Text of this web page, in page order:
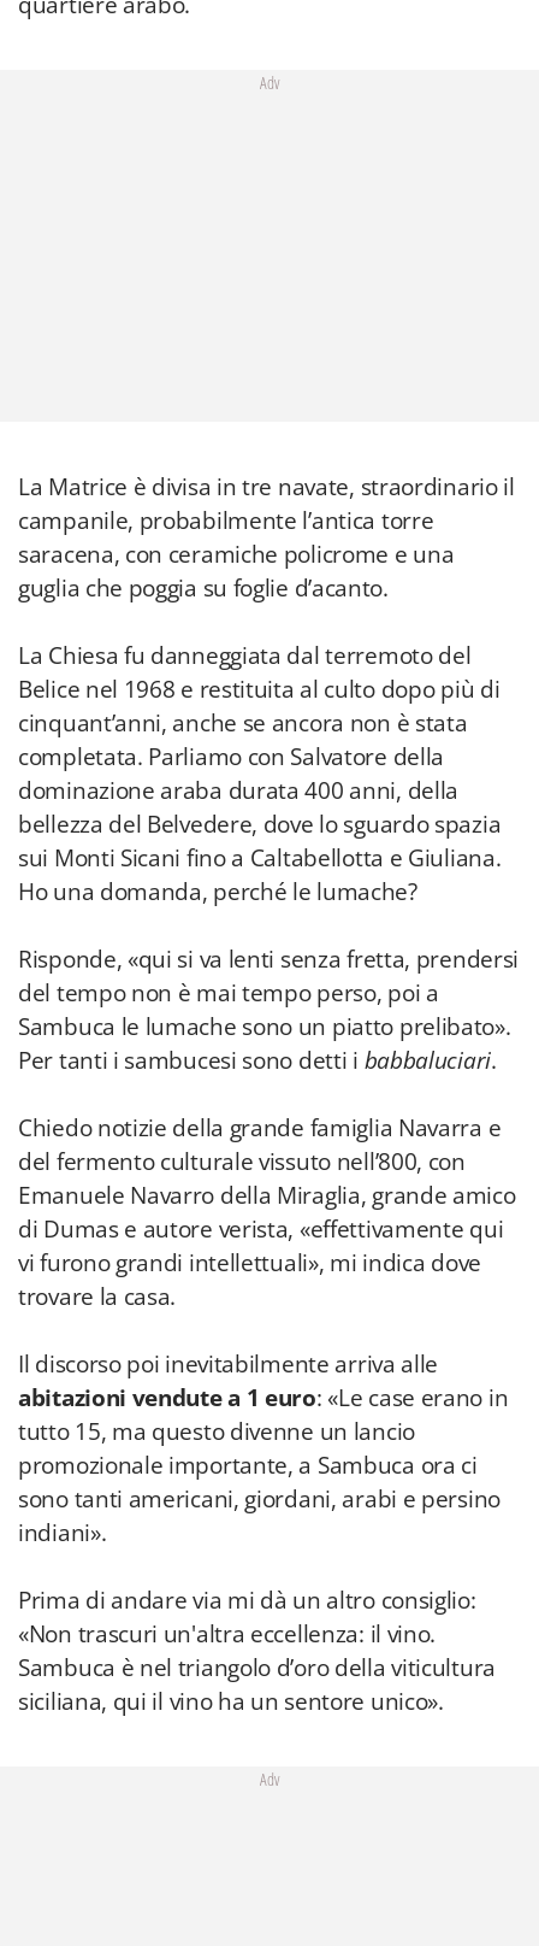
Adv
La Matrice è divisa in tre navate, straordinario il
campanile, probabilmente l’antica torre
saracena, con ceramiche policrome e una
guglia che poggia su foglie d’acanto.
La Chiesa fu danneggiata dal terremoto del
Belice nel 1968 e restituita al culto dopo più di
cinquant’anni, anche se ancora non è stata
completata. Parliamo con Salvatore della
dominazione araba durata 400 anni, della
bellezza del Belvedere, dove lo sguardo spazia
sui Monti Sicani fino a Caltabellotta e Giuliana.
Ho una domanda, perché le lumache?
Risponde, «qui si va lenti senza fretta, prendersi
del tempo non è mai tempo perso, poi a
Sambuca le lumache sono un piatto prelibato».
Per tanti i sambucesi sono detti i babbaluciari.
Chiedo notizie della grande famiglia Navarra e
del fermento culturale vissuto nell’800, con
Emanuele Navarro della Miraglia, grande amico
di Dumas e autore verista, «effettivamente qui
vi furono grandi intellettuali», mi indica dove
trovare la casa.
Il discorso poi inevitabilmente arriva alle
abitazioni vendute a 1 euro: «Le case erano in
tutto 15, ma questo divenne un lancio
promozionale importante, a Sambuca ora ci
sono tanti americani, giordani, arabi e persino
indiani».
Prima di andare via mi dà un altro consiglio:
«Non trascuri un'altra eccellenza: il vino.
Sambuca è nel triangolo d’oro della viticultura
siciliana, qui il vino ha un sentore unico».
Adv